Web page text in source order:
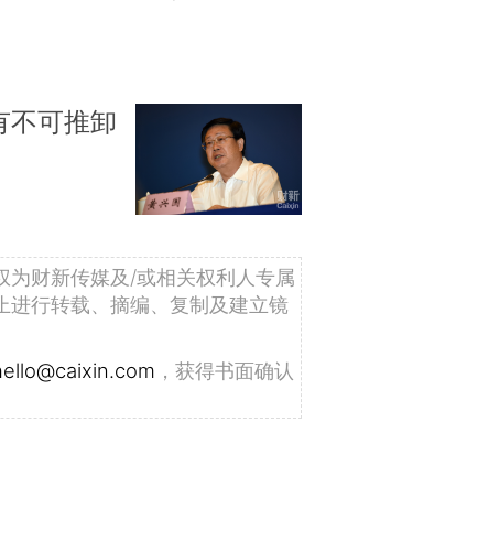
不可推卸
为财新传媒及/或相关权利人专属
进行转载、摘编、复制及建立镜
，获得书面确认